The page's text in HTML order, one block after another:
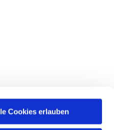
Cookies erlauben